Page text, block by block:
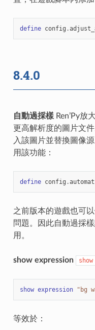
define config .
8.4.0
自動過採樣Ren’Py放
更高解析度的圖片文
入該圖片並替換圖像
用該功能：
define config .
之前版本的遊戲也可
問題。因此自動過採
用。
show expression show
show expression "bg
等效於：